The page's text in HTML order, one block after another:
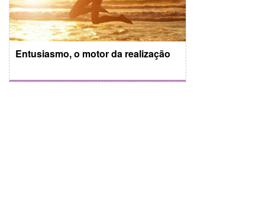
Entusiasmo, o motor da realização